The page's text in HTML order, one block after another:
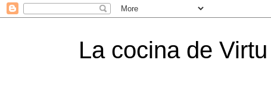
La cocina de Virtu